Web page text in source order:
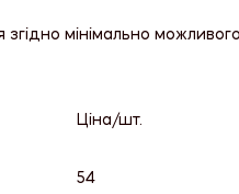
згідно мінімально
Ціна/шт.
54